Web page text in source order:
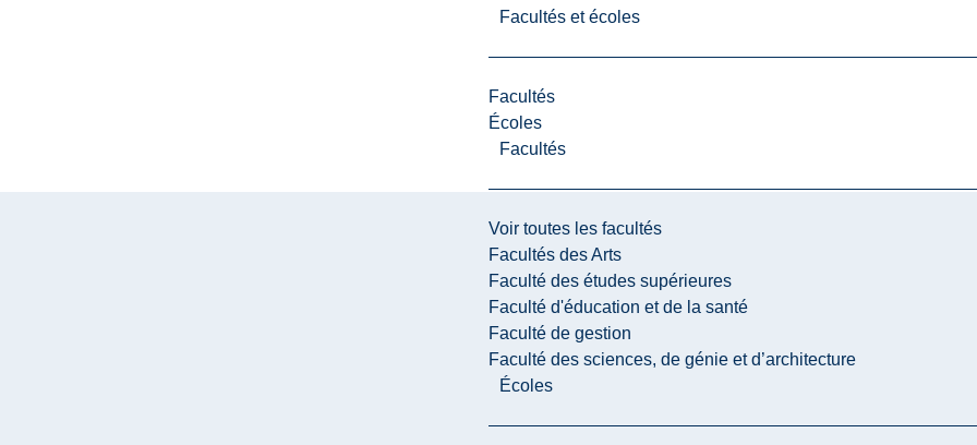
Facultés et écoles
Facultés
Écoles
Facultés
Voir toutes les facultés
Facultés des Arts
Faculté des études supérieures
Faculté d'éducation et de la santé
Faculté de gestion
Faculté des sciences, de génie et d’architecture
Écoles